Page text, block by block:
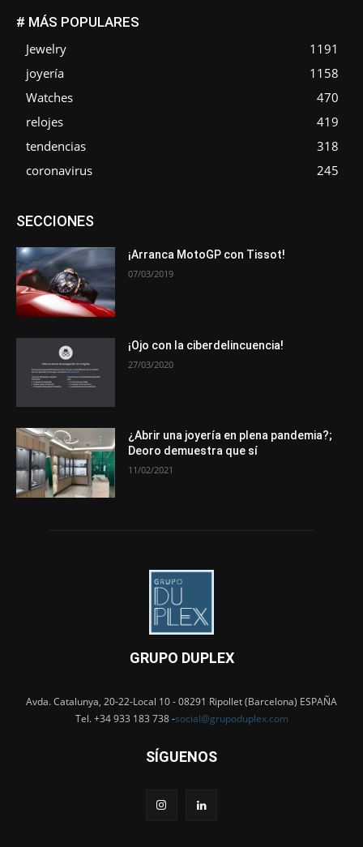
# MÁS POPULARES
Jewelry
1191
joyería
1158
Watches
470
relojes
419
tendencias
318
coronavirus
245
SECCIONESAsociaciones
Novedades
Opiniones Premios Secciones
¡Arranca MotoGP con Tissot!
07/03/2019
¡Ojo con la ciberdelincuencia!
27/03/2020
¿Abrir una joyería en plena pandemia?;
Deoro demuestra que sí
11/02/2021
GRUPO DUPLEX
Avda. Catalunya, 20-22-Local 10 - 08291 Ripollet (Barcelona) ESPAÑA
Tel. +34 933 183 738 -social@grupoduplex.com
SÍGUENOS